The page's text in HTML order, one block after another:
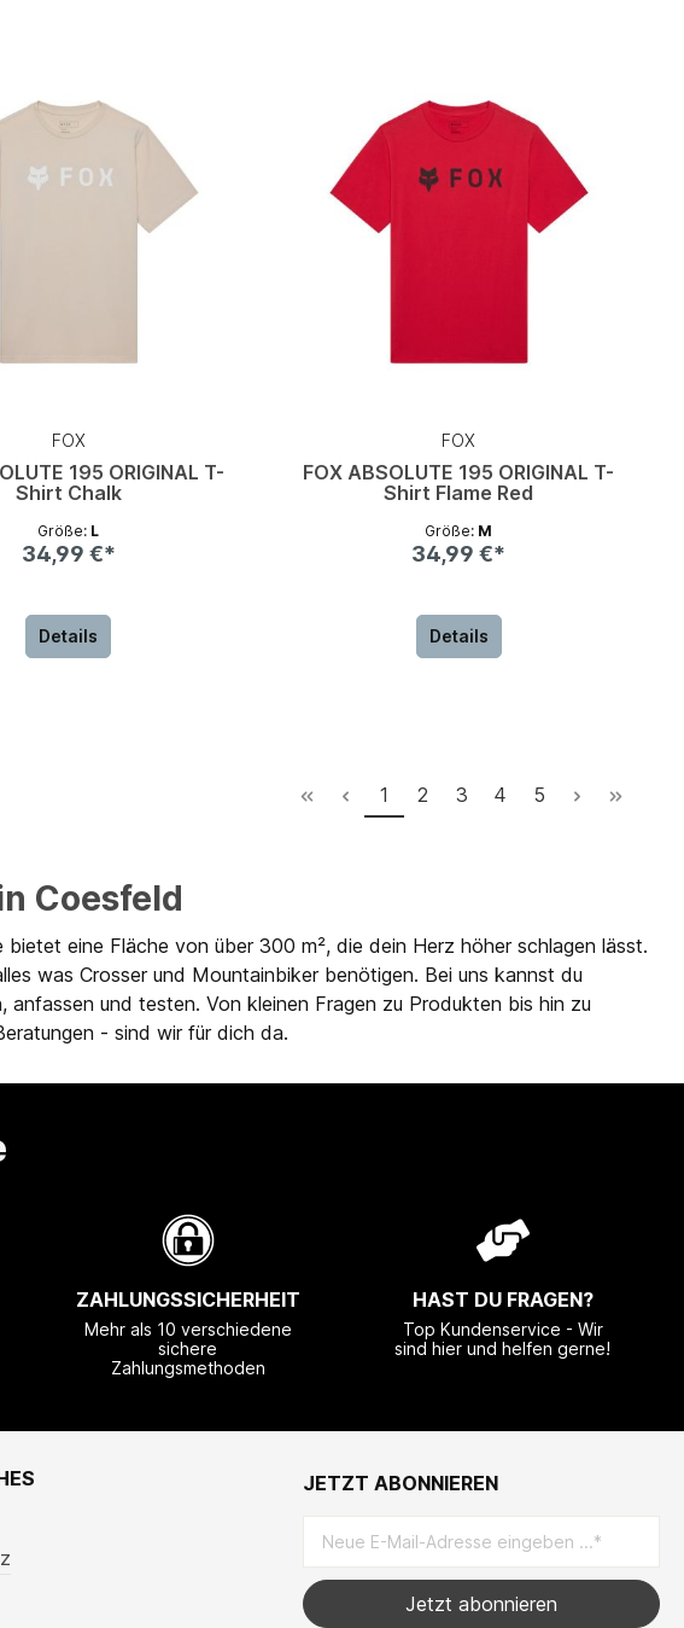
FOX
195 ORIGINAL T-
Shirt Chalk
Größe: L
34,99 €*
Details
FOX
FOX ABSOLUTE 195 ORIGINAL T-
Shirt Flame Red
Größe: M
34,99 €*
Details
1 2 3 4 5
Coesfeld
bietet eine Fläche von über 300 m², die dein Herz höher schlagen lässt.
was Crosser und Mountainbiker benötigen. Bei uns kannst du
anfassen und testen. Von kleinen Fragen zu Produkten bis hin zu
- sind wir für dich da.
ZAHLUNGSSICHERHEIT
Mehr als 10 verschiedene
sichere
Zahlungsmethoden
HAST DU FRAGEN?
Top Kundenservice - Wir
sind hier und helfen gerne!
JETZT ABONNIEREN
Jetzt abonnieren